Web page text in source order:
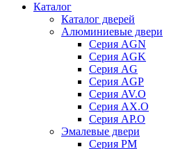
Каталог
Каталог дверей
Алюминиевые двери
Серия AGN
Серия AGK
Серия AG
Серия AGP
Серия AV.O
Серия AX.O
Серия AP.O
Эмалевые двери
Серия PM